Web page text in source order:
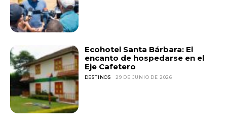
Ecohotel Santa Bárbara: El
encanto de hospedarse en el
Eje Cafetero
DESTINOS 29 DE JUNIO DE 2026